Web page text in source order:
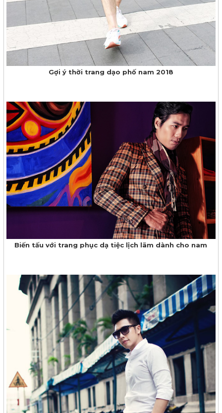
Gợi ý thời trang dạo phố nam 2018
Biến tấu với trang phục dạ tiệc lịch lãm dành cho nam